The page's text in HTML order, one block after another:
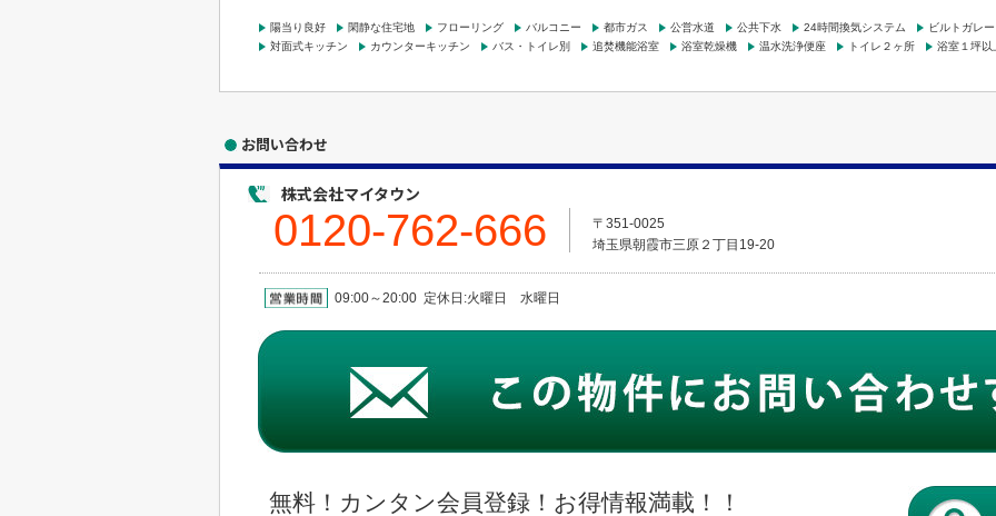
陽当り良好 閑静な住宅地 フローリング バルコニー 都市ガス 公営水道 公共下水 24時間換気システム
ビルトガレ
対面式キッチン
カウンターキッチン バス・トイレ別 追焚機能浴室 浴室乾燥機 温水洗浄便座 トイレ２ヶ所 浴室１坪以
お問い合わせ
株式会社マイタウン
0120-762-666
〒351-0025
埼玉県朝霞市三原２丁目19-20
09:00～20:00 定休日:火曜日 水曜日
無料！カンタン会員登録！お得情報満載！！